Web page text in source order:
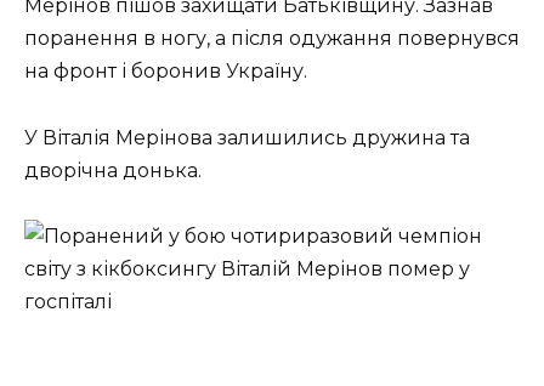
Мерінов пішов захищати Батьківщину. Зазнав
поранення в ногу, а після одужання повернувся
на фронт і боронив Україну.
У Віталія Мерінова залишились дружина та
дворічна донька.